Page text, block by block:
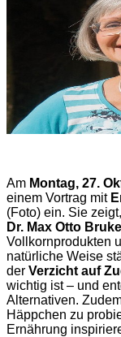
Am Montag, 27.
einem Vortrag mit
(Foto) ein. Sie
Dr. Max Otto
Vollkornprodukten
natürliche Weise
der Verzicht auf
wichtig ist – und
Alternativen.
Häppchen zu
Ernährung